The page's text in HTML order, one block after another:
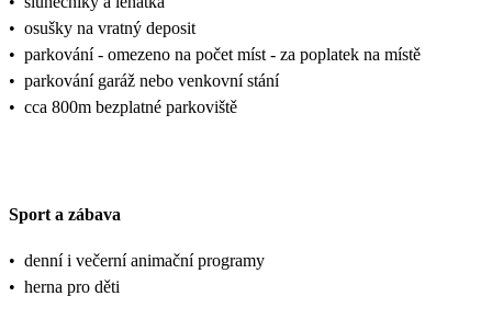
• osušky na vratný deposit
• parkování - omezeno na počet míst - za poplatek na místě
• parkování garáž nebo venkovní stání
• cca 800m bezplatné parkoviště
Sport a zábava
• denní i večerní animační programy
• herna pro děti